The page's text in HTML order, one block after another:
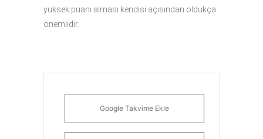
yüksek puanı alması kendisi açısından oldukça
önemlidir.
Google Takvime Ekle